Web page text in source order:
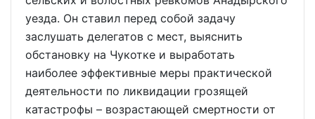
уезда. Он ставил перед собой задачу
заслушать делегатов с мест, выяснить
обстановку на Чукотке и выработать
наиболее эффективные меры практической
деятельности по ликвидации грозящей
катастрофы – возрастающей смертности от